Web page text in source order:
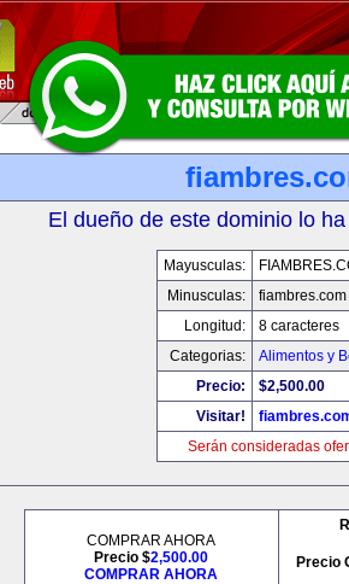
El dueño de este dominio lo
Mayusculas:
Minusculas:
fiambres.com
Longitud:
8 caracteres
Categorias:
Alimentos y
Precio:
$2,500.00
Visitar!
Serán consideradas
COMPRAR AHORA
Precio $2,500.00
COMPRAR AHORA
Precio